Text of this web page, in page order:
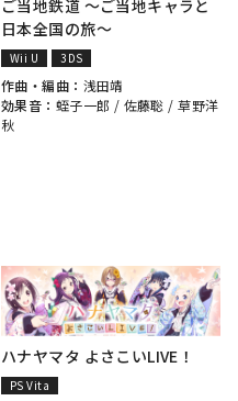
ご当地鉄道 ～ご当地キャラと
日本全国の旅～
Wii U 3DS
作曲・編曲： 浅田靖
効果音： 蛭子一郎 / 佐藤聡 /草野洋
秋
ハナヤマタ よさこいLIVE！
PS Vita